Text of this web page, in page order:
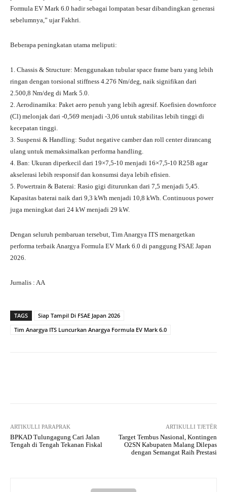
Formula EV Mark 6.0 hadir sebagai lompatan besar dibandingkan generasi
sebelumnya,” ujar Fakhri.
Beberapa peningkatan utama meliputi:
1. Chassis & Structure: Menggunakan tubular space frame baru yang lebih
ringan dengan torsional stiffness 4.276 Nm/deg, naik signifikan dari
2.500,8 Nm/deg di Mark 5.0.
2. Aerodinamika: Paket aero penuh yang lebih agresif. Koefisien downforce
(Cl) melonjak dari -0,569 menjadi -3,06 untuk stabilitas lebih tinggi di
kecepatan tinggi.
3. Suspensi & Handling: Sudut negative camber dan roll center dirancang
ulang untuk memaksimalkan performa handling.
4. Ban: Ukuran diperkecil dari 19×7,5-10 menjadi 16×7,5-10 R25B agar
akselerasi lebih responsif dan konsumsi daya lebih efisien.
5. Powertrain & Baterai: Rasio gigi diturunkan dari 7,5 menjadi 5,45.
Kapasitas baterai naik dari 9,3 kWh menjadi 10,8 kWh. Continuous power
juga meningkat dari 24 kW menjadi 29 kW.
Dengan seluruh pembaruan tersebut, Tim Anargya ITS menargetkan
performa terbaik Anargya Formula EV Mark 6.0 di panggung FSAE Japan
2026.
Jurnalis : AA
TAGS
Siap Tampil Di FSAE Japan 2026
Tim Anargya ITS Luncurkan Anargya Formula EV Mark 6.0
ARTIKULLI PARAPRAK
BPKAD Tulungagung Cari Jalan
Tengah di Tengah Tekanan Fiskal
ARTIKULLI TJETËR
Target Tembus Nasional, Kontingen
O2SN Kabupaten Malang Dilepas
dengan Semangat Raih Prestasi